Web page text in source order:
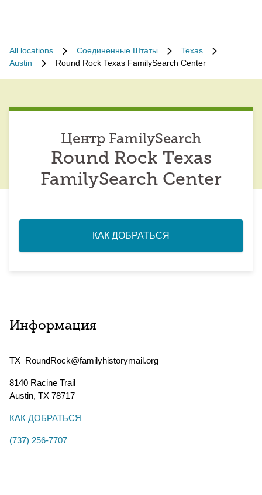
All locations Соединенные Штаты
Texas
Austin
Round Rock Texas FamilySearch Center
Центр FamilySearch
Round Rock Texas
FamilySearch Center
КАК ДОБРАТЬСЯ
Информация
TX_RoundRock@familyhistorymail.org
8140 Racine Trail
Austin, TX 78717
КАК ДОБРАТЬСЯ
(737) 256-7707